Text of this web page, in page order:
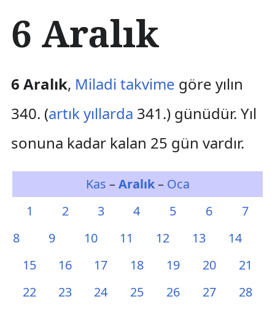
e
r
e
t
a
6 Aralık
6 Aralık, Miladi takvime göre yılın
340. (artık yıllarda 341.) günüdür. Yıl
sonuna kadar kalan 25 gün vardır.
Kas –Aralık– Oca
1
2 3 4 5 6
7
8
9 10 11 12 13
14
15
16 17 18 19 20
21
22
23 24 25 26 27
28